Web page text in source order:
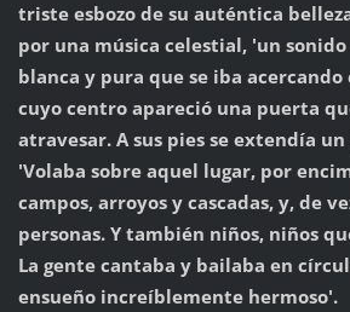
triste esbozo de su auténtica
por una música celestial, 'un
blanca y pura que se iba acercando
cuyo centro apareció una puerta
atravesar. A sus pies se extendía
'Volaba sobre aquel lugar, por
campos, arroyos y cascadas, y, de
personas. Y también niños, niños
La gente cantaba y bailaba en
ensueño increíblemente hermoso'.